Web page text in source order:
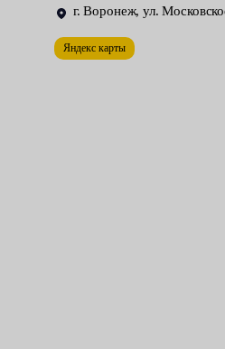
г. Воронеж, ул.
Яндекс карты